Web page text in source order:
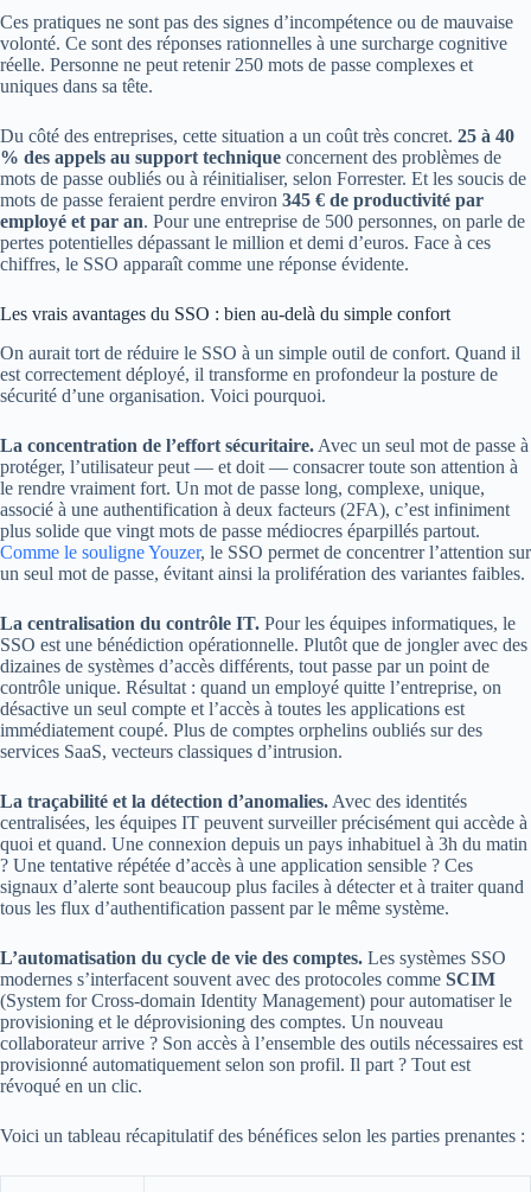
Ces pratiques ne sont pas des signes d’incompétence ou de mauvaise
volonté. Ce sont des réponses rationnelles à une surcharge cognitive
réelle. Personne ne peut retenir 250 mots de passe complexes et
uniques dans sa tête.
Du côté des entreprises, cette situation a un coût très concret. 25 à 40
% des appels au support technique concernent des problèmes de
mots de passe oubliés ou à réinitialiser, selon Forrester. Et les soucis de
mots de passe feraient perdre environ 345 € de productivité par
employé et par an. Pour une entreprise de 500 personnes, on parle de
pertes potentielles dépassant le million et demi d’euros. Face à ces
chiffres, le SSO apparaît comme une réponse évidente.
Les vrais avantages du SSO : bien au-delà du simple confort
On aurait tort de réduire le SSO à un simple outil de confort. Quand il
est correctement déployé, il transforme en profondeur la posture de
sécurité d’une organisation. Voici pourquoi.
La concentration de l’effort sécuritaire. Avec un seul mot de passe à
protéger, l’utilisateur peut — et doit — consacrer toute son attention à
le rendre vraiment fort. Un mot de passe long, complexe, unique,
associé à une authentification à deux facteurs (2FA), c’est infiniment
plus solide que vingt mots de passe médiocres éparpillés partout.
Comme le souligne Youzer, le SSO permet de concentrer l’attention sur
un seul mot de passe, évitant ainsi la prolifération des variantes faibles.
La centralisation du contrôle IT. Pour les équipes informatiques, le
SSO est une bénédiction opérationnelle. Plutôt que de jongler avec des
dizaines de systèmes d’accès différents, tout passe par un point de
contrôle unique. Résultat : quand un employé quitte l’entreprise, on
désactive un seul compte et l’accès à toutes les applications est
immédiatement coupé. Plus de comptes orphelins oubliés sur des
services SaaS, vecteurs classiques d’intrusion.
La traçabilité et la détection d’anomalies. Avec des identités
centralisées, les équipes IT peuvent surveiller précisément qui accède à
quoi et quand. Une connexion depuis un pays inhabituel à 3h du matin
? Une tentative répétée d’accès à une application sensible ? Ces
signaux d’alerte sont beaucoup plus faciles à détecter et à traiter quand
tous les flux d’authentification passent par le même système.
L’automatisation du cycle de vie des comptes. Les systèmes SSO
modernes s’interfacent souvent avec des protocoles comme SCIM
(System for Cross-domain Identity Management) pour automatiser le
provisioning et le déprovisioning des comptes. Un nouveau
collaborateur arrive ? Son accès à l’ensemble des outils nécessaires est
provisionné automatiquement selon son profil. Il part ? Tout est
révoqué en un clic.
Voici un tableau récapitulatif des bénéfices selon les parties prenantes :